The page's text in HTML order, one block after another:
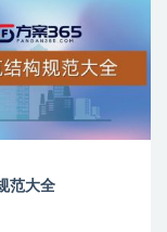
范大全